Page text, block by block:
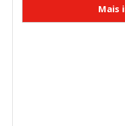
"Configuración de cookies"